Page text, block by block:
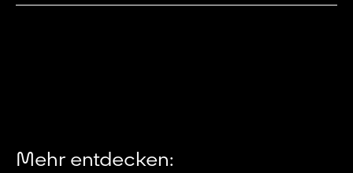
Mehr entdecken: